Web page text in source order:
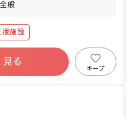
般
援施設
見る
キープ